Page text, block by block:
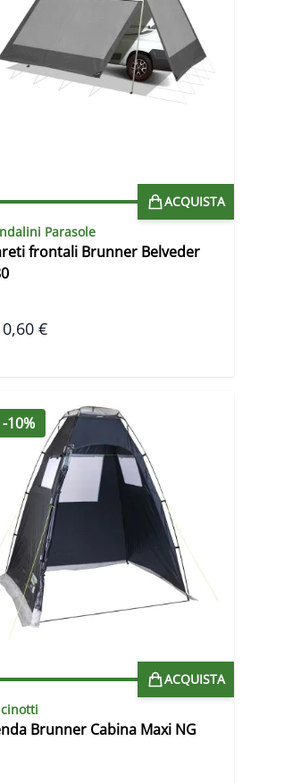
ACQUISTA
Parasole
frontali Brunner Belveder
€
-10%
ACQUISTA
Brunner Cabina Maxi NG